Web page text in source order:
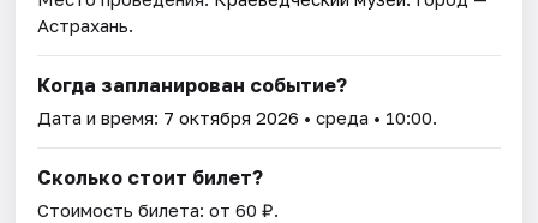
Астрахань.
Когда запланирован событие?
Дата и время: 7 октября 2026 • среда • 10:00.
Сколько стоит билет?
Стоимость билета: от 60 ₽.